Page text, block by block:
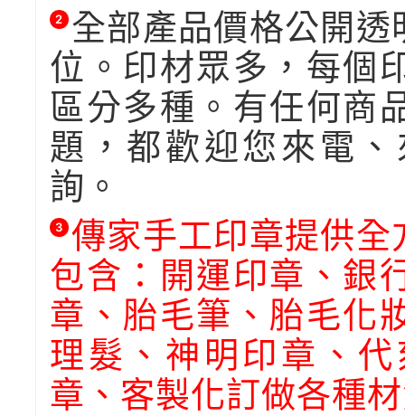
2
全部產品價格公開
位。印材眾多，每個
區分多種。有任何商
題，都歡迎您來電
詢。
3
傳家手工印章提供
包含：開運印章、銀
章、胎毛筆、胎毛化
理髮、神明印章、
章、客製化訂做各種